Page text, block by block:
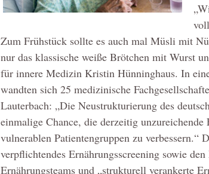
Zum Frühstück sollte es auch mal Müsli mit
nur das klassische weiße Brötchen mit Wurst
für innere Medizin Kristin Hünninghaus. In
wandten sich 25 medizinische
Lauterbach: „Die Neustrukturierung des
einmalige Chance, die derzeitig unzureichende
vulnerablen Patientengruppen zu verbessern.“
verpflichtendes Ernährungsscreening sowie
Ernährungsteams und „strukturell verankerte